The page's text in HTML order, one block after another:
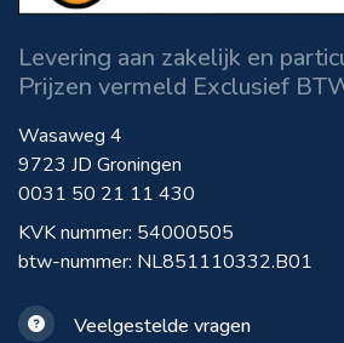
Levering aan zakelijk en
Prijzen vermeld Exclusief
Wasaweg 4
9723 JD Groningen
0031 50 21 11 430
KVK nummer: 54000505
btw-nummer: NL851110332.B01
Veelgestelde vragen